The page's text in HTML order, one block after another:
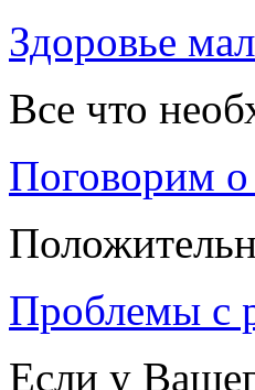
Здоровье
Все что
Поговорим о
Проблемы с
Если у